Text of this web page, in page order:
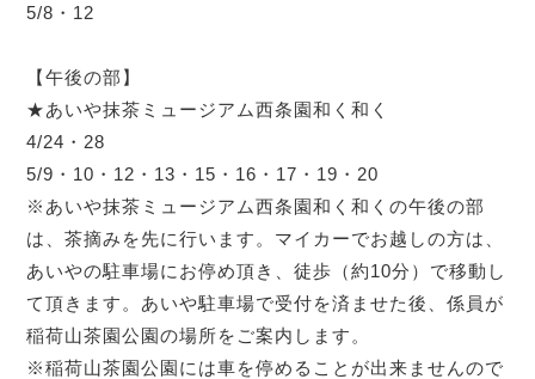
5/8・12
【午後の部】
★あいや抹茶ミュージアム西条園和く和く
4/24・28
5/9・10・12・13・15・16・17・19・20
※あいや抹茶ミュージアム西条園和く和くの午後の部
は、茶摘みを先に行います。マイカーでお越しの方は、
あいやの駐車場にお停め頂き、徒歩（約10分）で移動し
て頂きます。あいや駐車場で受付を済ませた後、係員が
稲荷山茶園公園の場所をご案内します。
※稲荷山茶園公園には車を停めることが出来ませんので